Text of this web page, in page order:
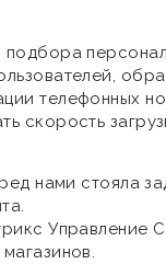
телефонных
скорость
нами стояла
Управление